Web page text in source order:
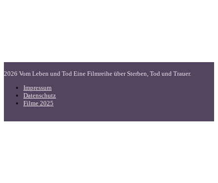
2026 Vom Leben und Tod Eine Filmreihe über Sterben, Tod und Trauer.
Impressum
Datenschutz
Filme 2025